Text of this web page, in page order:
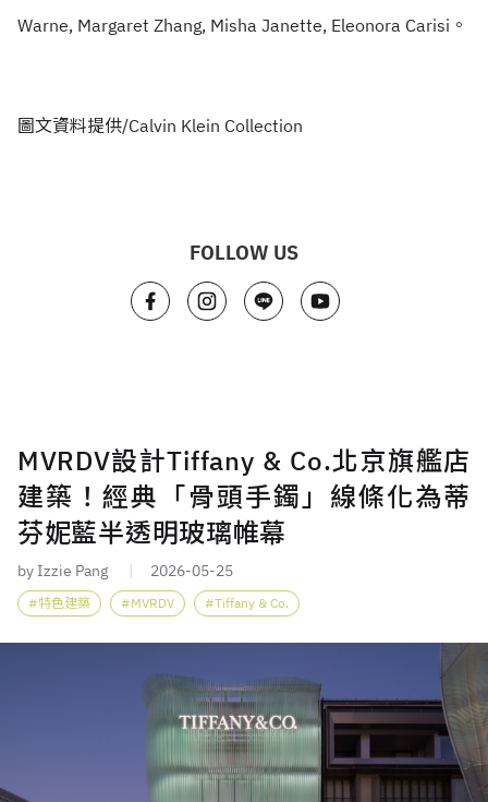
Warne, Margaret Zhang, Misha Janette, Eleonora Carisi。
圖文資料提供/Calvin Klein Collection
FOLLOW US
MVRDV設計Tiffany & Co.北京旗艦店
建築！經典「骨頭手鐲」線條化為蒂
芬妮藍半透明玻璃帷幕
by Izzie Pang 2026-05-25
特色建築 MVRDV Tiffany & Co.